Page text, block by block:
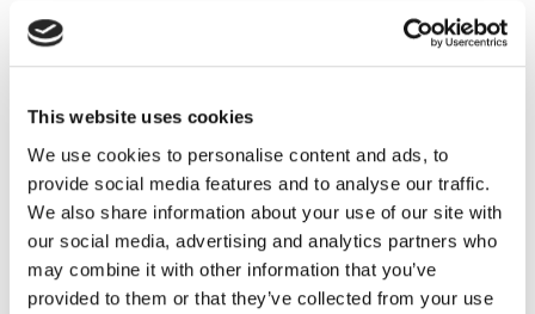
This website uses cookies
We use cookies to personalise content and ads, to
provide social media features and to analyse our traffic.
We also share information about your use of our site with
our social media, advertising and analytics partners who
may combine it with other information that you’ve
provided to them or that they’ve collected from your use